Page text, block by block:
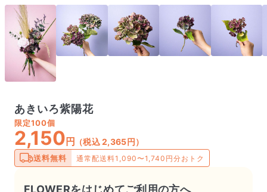
あきいろ紫陽花
限定100個
2,150 円 （税込 2,365円）
送料無料 通常配送料1,090〜1,740円分おトク
FLOWERをはじめてご利用の方へ